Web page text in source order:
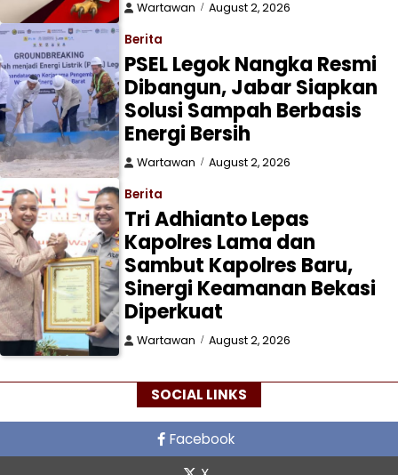
Wartawan August 2, 2026
Berita
PSEL Legok Nangka Resmi
Dibangun, Jabar Siapkan
Solusi Sampah Berbasis
Energi Bersih
Wartawan August 2, 2026
Berita
Tri Adhianto Lepas
Kapolres Lama dan
Sambut Kapolres Baru,
Sinergi Keamanan Bekasi
Diperkuat
Wartawan August 2, 2026
SOCIAL LINKS
Facebook